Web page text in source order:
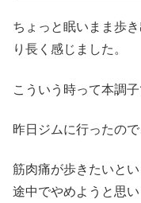
ちょっと眠いまま歩
り長く感じました。
こういう時って本調
昨日ジムに行ったの
筋肉痛が歩きたいと
途中でやめようと思